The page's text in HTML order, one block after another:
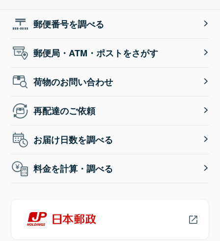
郵便番号を調べる
郵便局・ATM・ポストをさがす
荷物のお問い合わせ
再配達のご依頼
お届け日数を調べる
料金を計算・調べる